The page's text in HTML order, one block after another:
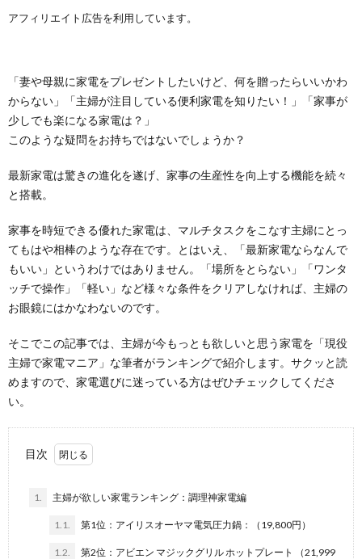
アフィリエイト広告を利用しています。
「妻や母親に家電をプレゼントしたいけど、何を贈ったらいいかわ
からない」「主婦が注目している便利家電を知りたい！」「家事が
少しでも楽になる家電は？」
このような疑問をお持ちではないでしょうか？
最新家電は驚きの進化を遂げ、家事の生産性を向上する機能を続々
と搭載。
家事を時短できる優れた家電は、マルチタスクをこなす主婦にとっ
てもはや相棒のような存在です。とはいえ、「最新家電ならなんで
もいい」というわけではありません。「場所をとらない」「ワンタ
ッチで操作」「軽い」など様々な条件をクリアしなければ、主婦の
お眼鏡にはかなわないのです。
そこでこの記事では、主婦が今もっとも欲しいと思う家電を「現役
主婦で家電マニア」な筆者がランキングで紹介します。サクッと読
めますので、家電選びに迷っている方はぜひチェックしてくださ
い。
目次
1. 主婦が欲しい家電ランキング：調理神家電編
1.1. 第1位：アイリスオーヤマ電気圧力鍋：（19,800円）
1.2.
第2位：アビエン マジックグリル ホットプレート （21,999